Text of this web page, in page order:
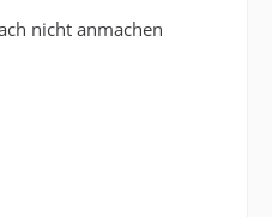
nicht anmachen